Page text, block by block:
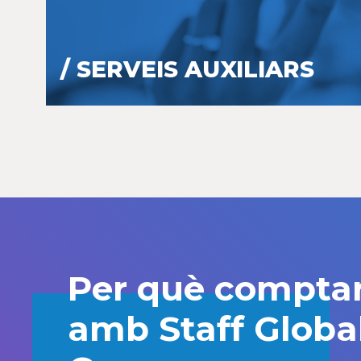
/ SERVEIS AUXILIARS
Per què
amb Staff